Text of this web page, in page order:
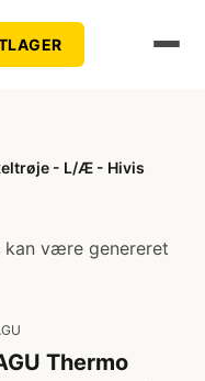
- L/Æ - Hivis
kan være genereret
Thermo